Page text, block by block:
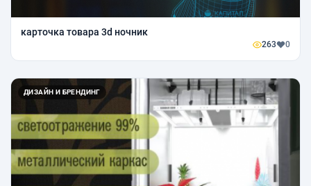
карточка товара 3d ночник
263 0
ДИЗАЙН И БРЕНДИНГ